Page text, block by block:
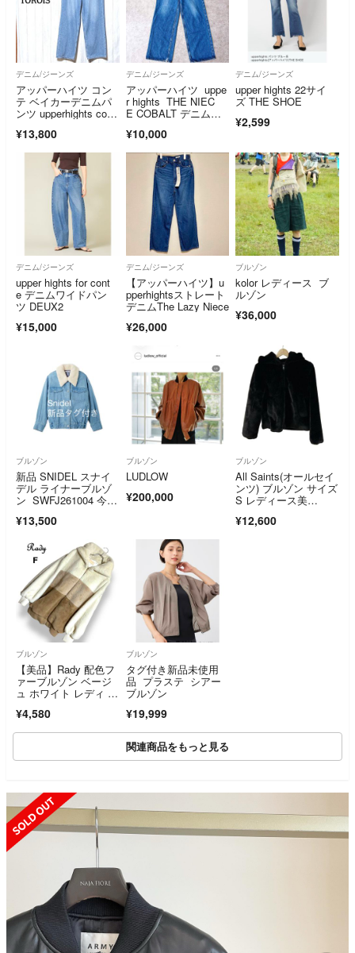
デニム/ジーンズ
アッパーハイツ コン
テ ベイカーデニムパ
ンツ upperhights cont
¥13,800
デニム/ジーンズ
アッパーハイツ uppe
r hights THE NIEC
E COBALT デニムパ
23
¥10,000
デニム/ジーンズ
upper hights 22サイ
ズ THE SHOE
¥2,599
デニム/ジーンズ
upper hights for cont
e デニムワイドパン
ツ DEUX2
¥15,000
デニム/ジーンズ
【アッパーハイツ】u
pperhightsストレート
デニムThe Lazy Niece
¥26,000
ブルゾン
kolor レディース ブ
ルゾン
¥36,000
ブルゾン
新品 SNIDEL スナイ
デル ライナーブルゾ
ン SWFJ261004 今季
¥13,500
ブルゾン
LUDLOW
¥200,000
ブルゾン
All Saints(オールセイ
ンツ) ブルゾン サイズ
S レディース美
ファー/冬
¥12,600
ブルゾン
【美品】Rady 配色フ
ァーブルゾン ベージ
ュ ホワイト レディ フ
ー ゆったり もこも
こ レディース【F】
¥4,580
ブルゾン
タグ付き新品未使用
品 プラステ シアー
ブルゾン
¥19,999
関連商品をもっと見る